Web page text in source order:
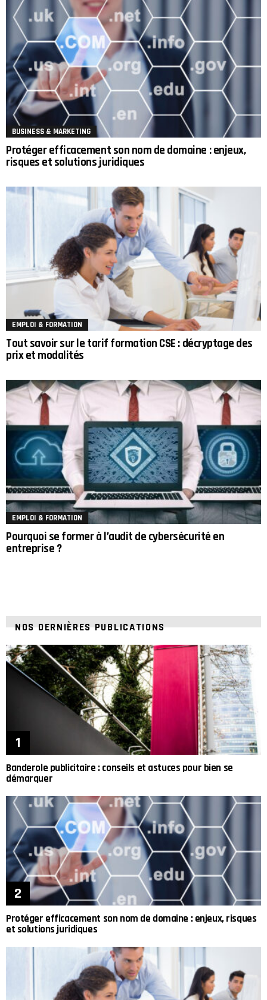
BUSINESS & MARKETING
Protéger efficacement son nom de domaine : enjeux,
risques et solutions juridiques
EMPLOI & FORMATION
Tout savoir sur le tarif formation CSE : décryptage des
prix et modalités
EMPLOI & FORMATION
Pourquoi se former à l’audit de cybersécurité en
entreprise ?
NOS DERNIÈRES PUBLICATIONS
Banderole publicitaire : conseils et astuces pour bien se
démarquer
Protéger efficacement son nom de domaine : enjeux, risques
et solutions juridiques